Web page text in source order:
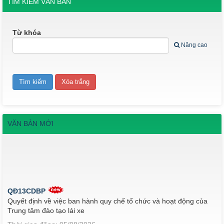
Từ khóa
Nâng cao
VĂN BẢN MỚI
QĐ13CDBP
Quyết định về việc ban hành quy chế tổ chức và hoạt động của
Trung tâm đào tạo lái xe
Thời gian đăng: 05/08/2026